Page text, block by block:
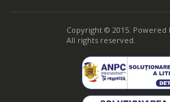
Copyright © 2015. Powered
All rights reserved.